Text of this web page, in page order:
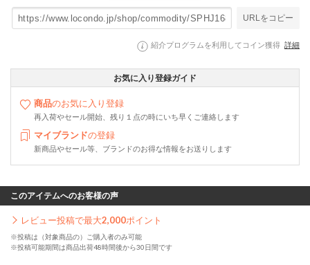
URLをコピー
紹介プログラムを利用してコイン獲得 詳細
お気に入り登録ガイド
商品のお気に入り登録
再入荷やセール開始、残り１点の時にいち早くご連絡します
マイブランドの登録
新商品やセール等、ブランドのお得な情報をお送りします
このアイテムへのお客様の声
レビュー投稿で最大2,000ポイント
※投稿は（対象商品の）ご購入者のみ可能
※投稿可能期間は商品出荷48時間後から30日間です